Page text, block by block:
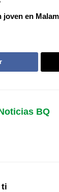
joven en
BQ
ti